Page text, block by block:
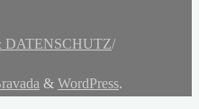
DATENSCHUTZ/
& WordPress.